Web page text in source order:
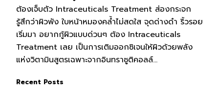
ต้องเจ็บตัว Intraceuticals Treatment ส่องกระจก
รู้สึกว่าผิวพัง ใบหน้าหมองคล้ำไม่สดใส จุดด่างดำ ริ้วรอย
เริ่มมา อยากกู้ผิวแบบด่วนๆ ต้อง Intraceuticals
Treatment เลย เป็นการเติมออกซิเจนให้ผิวด้วยพลัง
แห่งวิตามินสูตรเฉพาะจากอินทราซูติคอลล์…
Recent Posts